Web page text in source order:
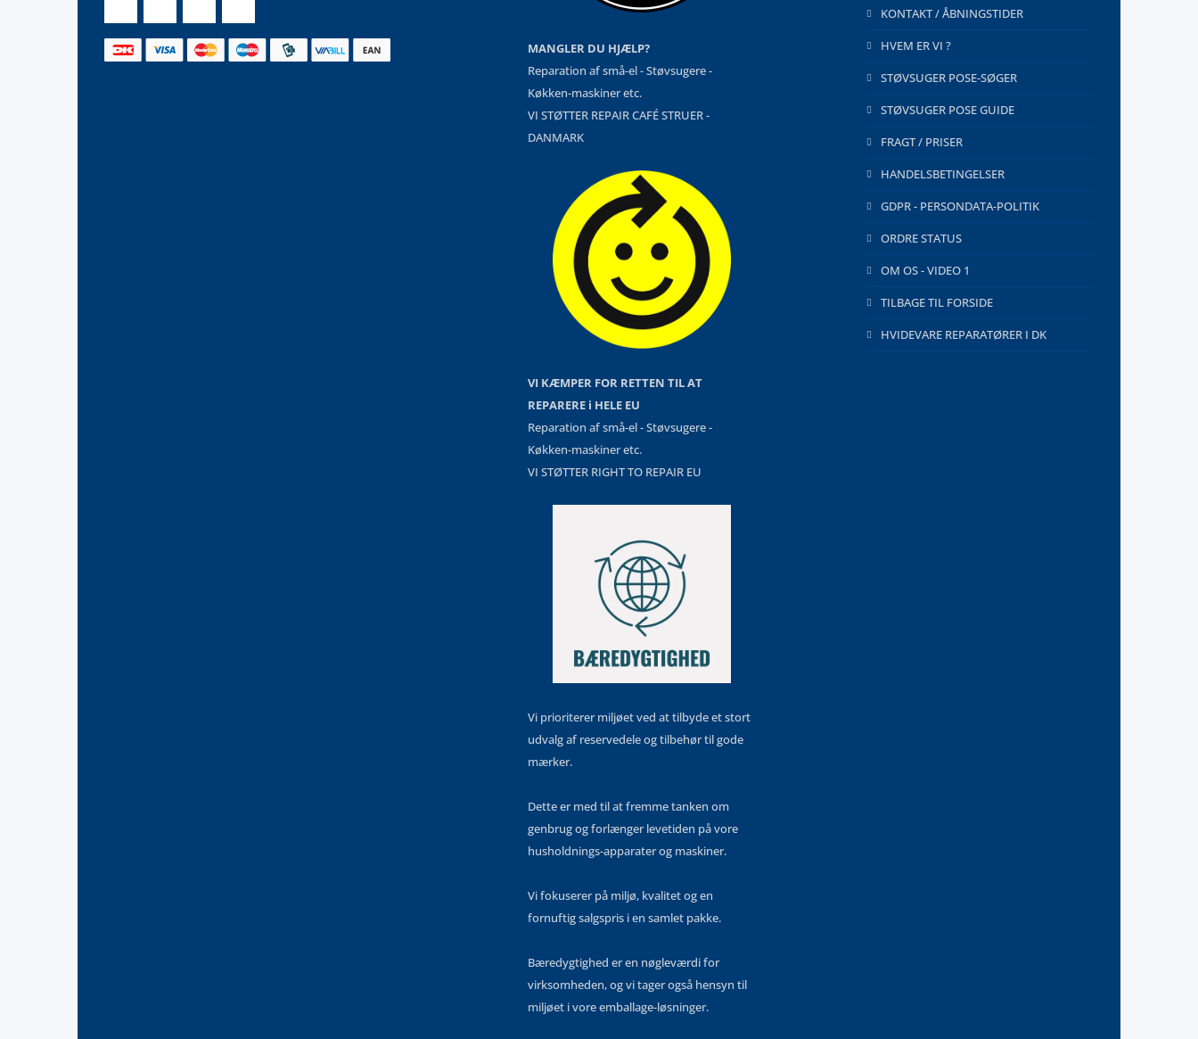
MANGLER DU HJÆLP?
Reparation af små-el - Støvsugere -
Køkken-maskiner etc.
VI STØTTER REPAIR CAFÉ STRUER -
DANMARK
VI KÆMPER FOR RETTEN TIL AT
REPARERE i HELE EU
Reparation af små-el - Støvsugere -
Køkken-maskiner etc.
VI STØTTER RIGHT TO REPAIR EU
Vi prioriterer miljøet ved at tilbyde et stort
udvalg af reservedele og tilbehør til gode
mærker.
Dette er med til at fremme tanken om
genbrug og forlænger levetiden på vore
husholdnings-apparater og maskiner.
Vi fokuserer på miljø, kvalitet og en
fornuftig salgspris i en samlet pakke.
Bæredygtighed er en nøgleværdi for
virksomheden, og vi tager også hensyn til
miljøet i vore emballage-løsninger.
KONTAKT / ÅBNINGSTIDER
HVEM ER VI ?
STØVSUGER POSE-SØGER
STØVSUGER POSE GUIDE
FRAGT / PRISER
HANDELSBETINGELSER
GDPR - PERSONDATA-POLITIK
ORDRE STATUS
OM OS - VIDEO 1
TILBAGE TIL FORSIDE
HVIDEVARE REPARATØRER I DK